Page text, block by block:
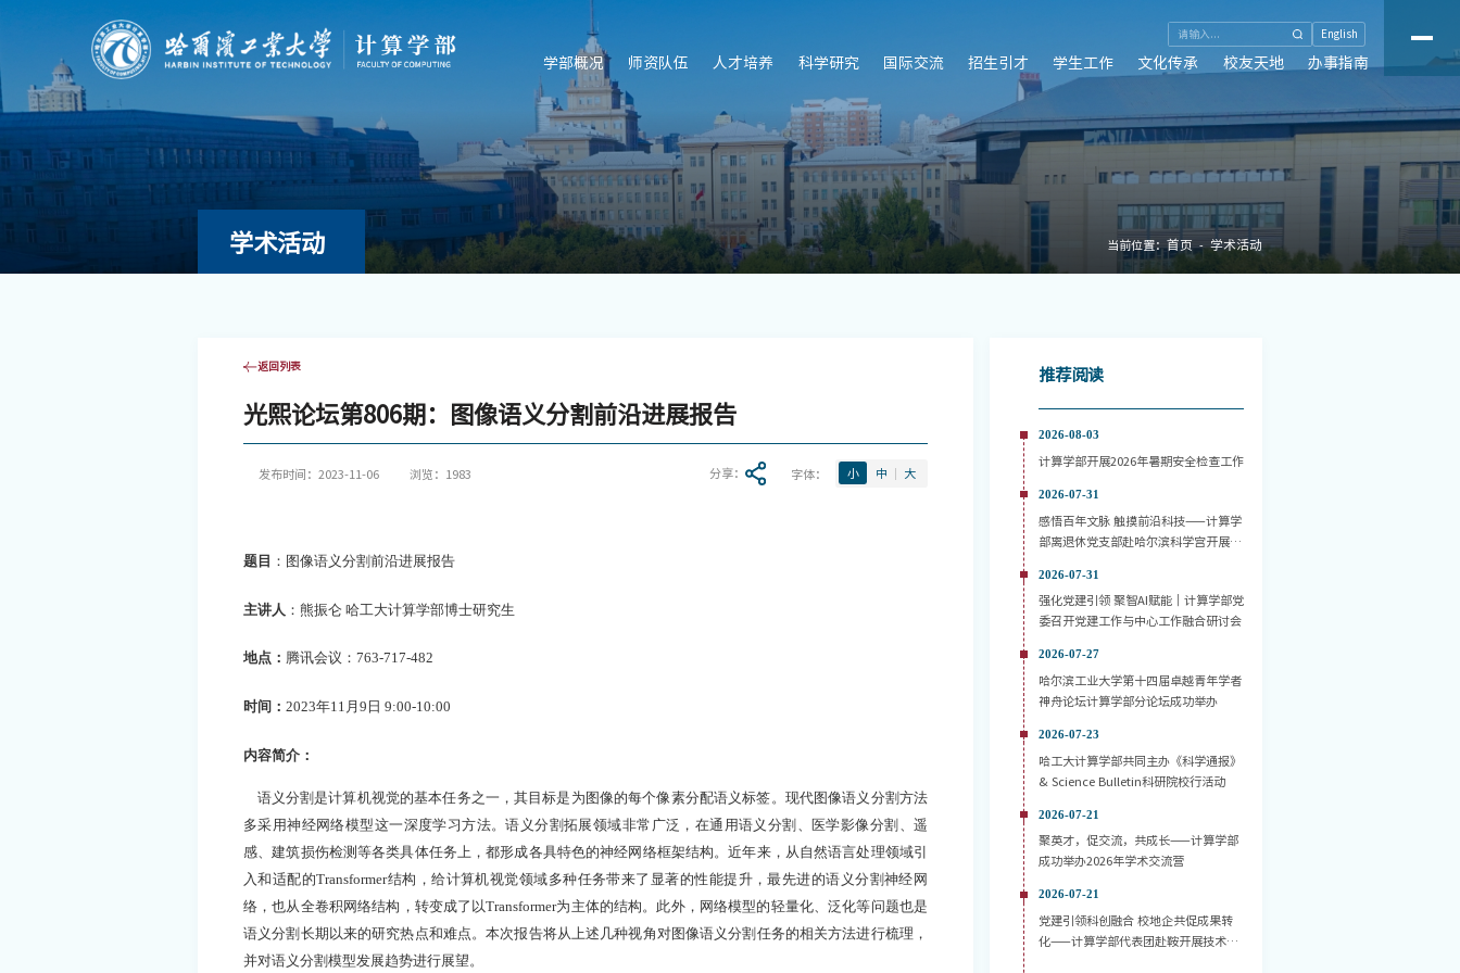
English
学部概况 师资队伍 人才培养 科学研究 国际交流 招生引才 学生工作 文化传承 校友天地 办事指南
学术活动 当前位置：首页 学术活动
返回列表
光熙论坛第806期：图像语义分割前沿进展报告
发布时间：2023-11-06 浏览： 1983 分享： 字体： 小 中 大
题目 ：图像语义分割前沿进展报告
主讲人 ：熊振仑 哈工大计算学部博士研究生
地点： 腾讯会议： 763-717-482
时间： 2023年11 月 9 日 9:00-10:00
内容简介：
语义分割是计算机视觉的基本任务之一，其目标是为图像的每个像素分配语义标签。现代图像语义分割方法
多采用神经网络模型这一深度学习方法。语义分割拓展领域非常广泛，在通用语义分割、医学影像分割、遥
感、建筑损伤检测等各类具体任务上，都形成各具特色的神经网络框架结构。近年来，从自然语言处理领域引
入和适配的Transformer结构，给计算机视觉领域多种任务带来了显著的性能提升，最先进的语义分割神经网
络，也从全卷积网络结构，转变成了以Transformer为主体的结构。此外，网络模型的轻量化、泛化等问题也是
语义分割长期以来的研究热点和难点。本次报告将从上述几种视角对图像语义分割任务的相关方法进行梳理，
并对语义分割模型发展趋势进行展望。
推荐阅读
2026-08-03
计算学部开展2026年暑期安全检查工作
2026-07-31
感悟百年文脉 触摸前沿科技——计算学
部离退休党支部赴哈尔滨科学宫开展主
2026-07-31
强化党建引领 聚智AI赋能｜计算学部党
委召开党建工作与中心工作融合研讨会
2026-07-27
哈尔滨工业大学第十四届卓越青年学者
神舟论坛计算学部分论坛成功举办
2026-07-23
哈工大计算学部共同主办《科学通报》
& Science Bulletin科研院校行活动
2026-07-21
聚英才，促交流，共成长——计算学部
成功举办2026年学术交流营
2026-07-21
党建引领科创融合 校地企共促成果转
化——计算学部代表团赴鞍开展技术对